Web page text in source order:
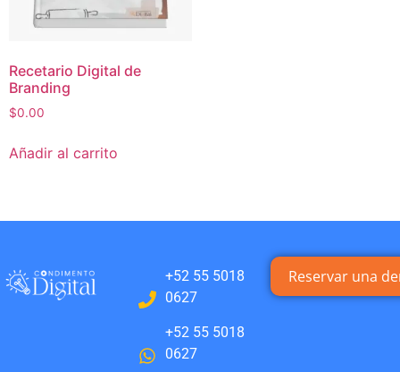
Recetario Digital de
Branding
$0.00
Añadir al carrito
+52 55 5018
0627
+52 55 5018
0627
Reservar una